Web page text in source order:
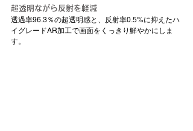
超透明ながら反射を軽減
透過率96.3％の超透明感と、反射率0.5%に抑えたハ
イグレードAR加工で画面をくっきり鮮やかにしま
す。